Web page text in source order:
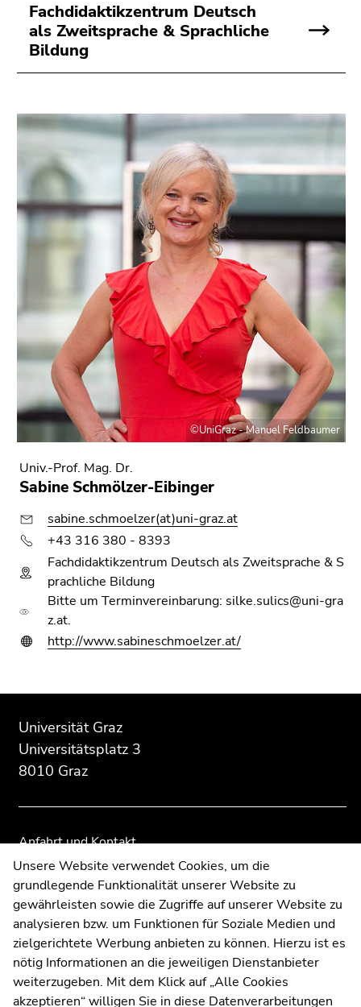
Fachdidaktikzentrum Deutsch
als Zweitsprache & Sprachliche
Bildung
©UniGraz - Manuel Feldbaumer
Univ.-Prof. Mag. Dr.
Sabine Schmölzer-Eibinger
sabine.schmoelzer(at)uni-graz.at
+43 316 380 - 8393
Fachdidaktikzentrum Deutsch als Zweitsprache & S
prachliche Bildung
Bitte um Terminvereinbarung: silke.sulics@uni-gra
z.at.
http://www.sabineschmoelzer.at/
des
Seitenbereichs:
Zusatzinformationen:
Universität Graz
Universitätsplatz 3
8010 Graz
Anfahrt und Kontakt
Kommunikation und Öffentlichkeitsarbeit
Moodle
UNIGRAZonline
Impressum
Datenschutzerklärung
Cookie-Einstellungen
Barrierefreiheitserklärung
dieses
Seitenbereichs.
Übersicht
dieses
Seitenbereichs.
Übersicht
Unsere Website verwendet Cookies, um die
grundlegende Funktionalität unserer Website zu
gewährleisten sowie die Zugriffe auf unserer Website zu
analysieren bzw. um Funktionen für Soziale Medien und
zielgerichtete Werbung anbieten zu können. Hierzu ist es
nötig Informationen an die jeweiligen Dienstanbieter
weiterzugeben. Mit dem Klick auf „Alle Cookies
akzeptieren“ willigen Sie in diese Datenverarbeitungen